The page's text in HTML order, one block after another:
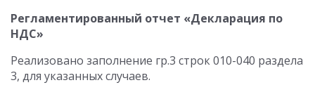
Регламентированный отчет «Декларация по
НДС»
Реализовано заполнение гр.3 строк 010-040 раздела
3, для указанных случаев.